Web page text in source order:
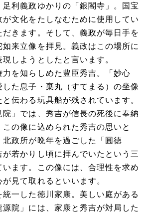
利義政ゆかりの「銀閣寺」。国宝
文化をたしなむために使用してい
だきます。そして、義政が毎日手を
来立像を拝見。義政はこの場所に
しようとしたと言います。
を知らしめた豊臣秀吉。「妙心
た息子・棄丸（すてまる）の坐像
伝わる玩具船が残されています。
院」では、秀吉が信長の死後に奉納
この像に込められた秀吉の思いと
政所が晩年を過ごした「圓徳
が若かりし頃に拝んでいたという三
ます。この像には、合理性を求め
見て取れるといいます。
一した徳川家康。美しい庭がある
源院」には、家康と秀吉が対局した